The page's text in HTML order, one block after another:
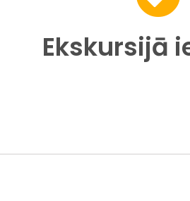
Ekskursijā